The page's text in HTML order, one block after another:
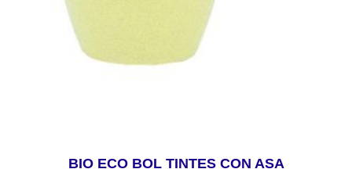
BIO ECO BOL TINTES CON ASA